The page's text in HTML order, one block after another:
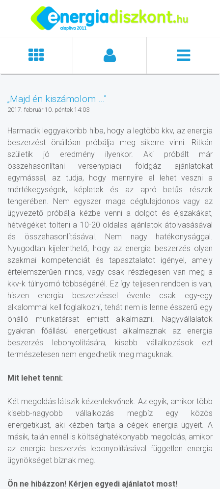
„Majd én kiszámolom …”
2017. február 10. péntek 14:03
Harmadik leggyakoribb hiba, hogy a legtöbb kkv, az energia
beszerzést önállóan próbálja meg sikerre vinni. Ritkán
születik jó eredmény ilyenkor. Aki próbált már
összehasonlítani versenypiaci földgáz ajánlatokat
egymással, az tudja, hogy mennyire el lehet veszni a
mértékegységek, képletek és az apró betűs részek
tengerében. Nem egyszer maga cégtulajdonos vagy az
ügyvezető próbálja kézbe venni a dolgot és éjszakákat,
hétvégéket tölteni a 10-20 oldalas ajánlatok átolvasásával
és összehasonlításával. Nem nagy hatékonysággal.
Nyugodtan kijelenthető, hogy az energia beszerzés olyan
szakmai kompetenciát és tapasztalatot igényel, amely
értelemszerűen nincs, vagy csak részlegesen van meg a
kkv-k túlnyomó többségénél. Ez így teljesen rendben is van,
hiszen energia beszerzéssel évente csak egy-egy
alkalommal kell foglalkozni, tehát nem is lenne ésszerű egy
önálló munkatársat emiatt alkalmazni. Nagyvállalatok
gyakran főállású energetikust alkalmaznak az energia
beszerzés lebonyolítására, kisebb vállalkozások ezt
természetesen nem engedhetik meg maguknak.
Mit lehet tenni:
Két megoldás látszik kézenfekvőnek. Az egyik, amikor több
kisebb-nagyobb vállalkozás megbíz egy közös
energetikust, aki kézben tartja a cégek energia ügyeit. A
másik, talán ennél is költséghatékonyabb megoldás, amikor
az energia beszerzés lebonyolításával független energia
ügynökséget bíznak meg.
Ön ne hibázzon! Kérjen egyedi ajánlatot most!